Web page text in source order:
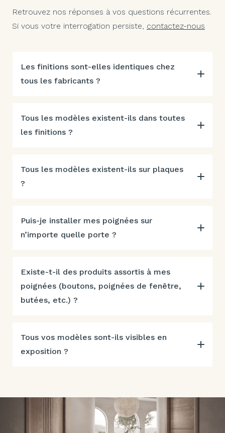
Retrouvez nos réponses à vos questions récurrentes.
Si vous votre interrogation persiste, contactez-nous
Les finitions sont-elles identiques chez
tous les fabricants ?
Tous les modèles existent-ils dans toutes
les finitions ?
Tous les modèles existent-ils sur plaques
?
Puis-je installer mes poignées sur
n’importe quelle porte ?
Existe-t-il des produits assortis à mes
poignées (boutons, poignées de fenêtre,
butées, etc.) ?
Tous vos modèles sont-ils visibles en
exposition ?